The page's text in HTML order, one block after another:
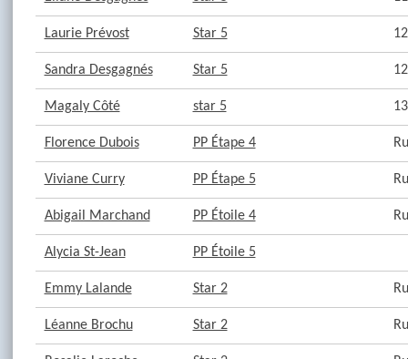
Laurie Prévost Star 5 12
Sandra Desgagnés Star 5 12
Magaly Côté star 5 13
Florence Dubois PP Étape 4
Viviane Curry PP Étape 5
Abigail Marchand PP Étoile 4
Alycia St-Jean PP Étoile 5
Emmy Lalande Star 2
Léanne Brochu Star 2